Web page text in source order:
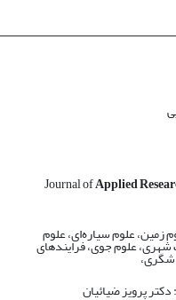
Applied
زمین، علوم سیاره‌ای، علوم
علوم جوی، فرایندهای
: دکتر پرویز ضیائیان